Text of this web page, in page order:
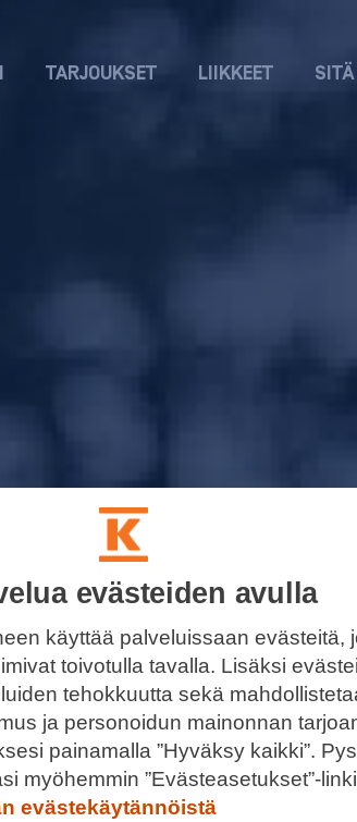
TARJOUKSET LIIKKEET
evästeiden avulla
käyttää palveluissaan evästeitä,
toivotulla tavalla. Lisäksi
tehokkuutta sekä
ja personoidun mainonnan
painamalla ”Hyväksy kaikki”.
myöhemmin ”Evästeasetukset”-
evästekäytännöistä